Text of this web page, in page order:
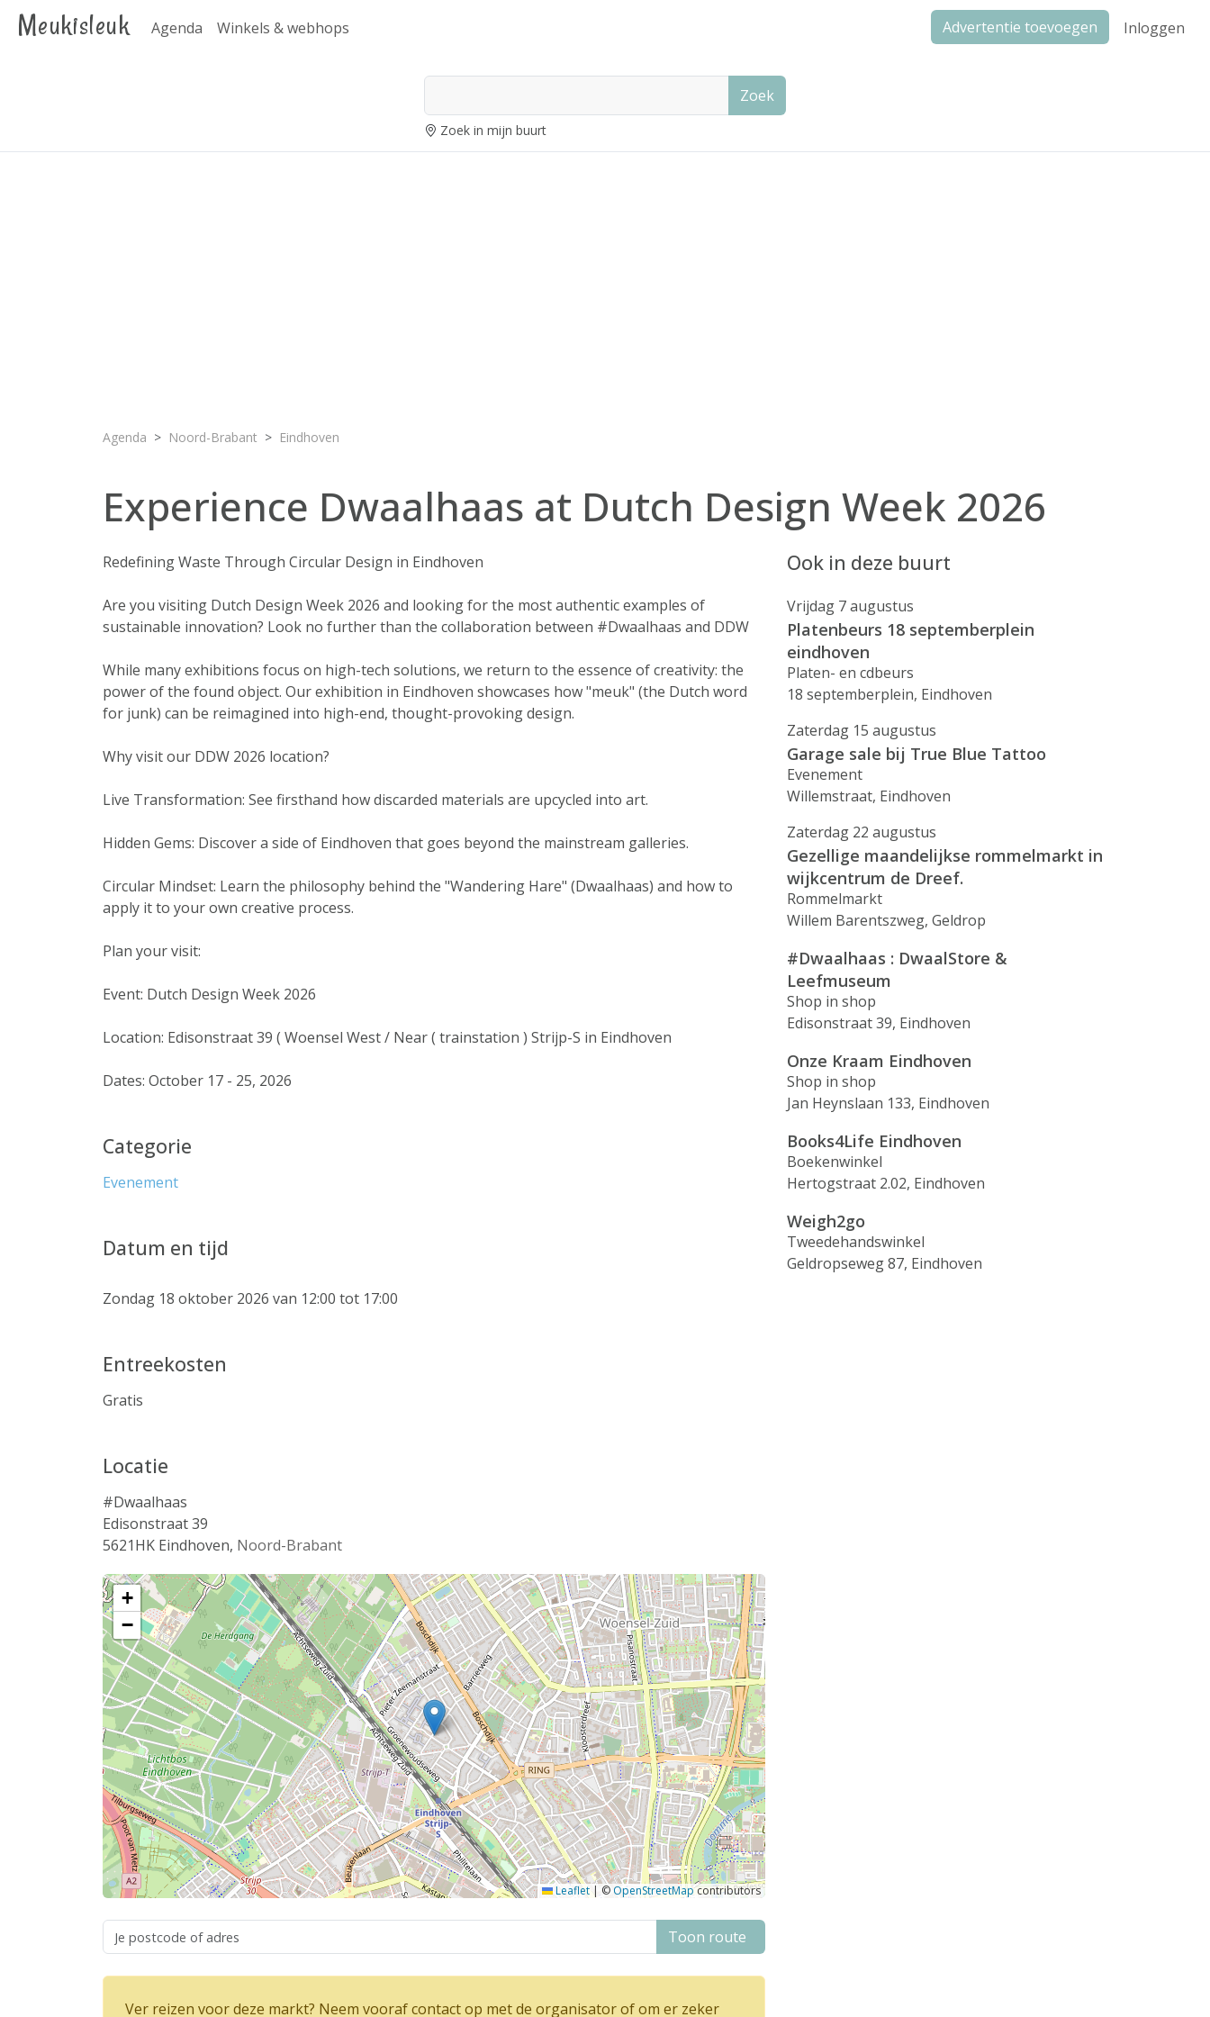
Meukisleuk Agenda Winkels & webhops Advertentie toevoegen Inloggen
Zoek
Zoek in mijn buurt
Agenda Noord-Brabant Eindhoven
Experience Dwaalhaas at Dutch Design Week 2026
Redefining Waste Through Circular Design in Eindhoven
Are you visiting Dutch Design Week 2026 and looking for the most authentic examples of
sustainable innovation? Look no further than the collaboration between #Dwaalhaas and DDW
While many exhibitions focus on high-tech solutions, we return to the essence of creativity: the
power of the found object. Our exhibition in Eindhoven showcases how "meuk" (the Dutch word
for junk) can be reimagined into high-end, thought-provoking design.
Why visit our DDW 2026 location?
Live Transformation: See firsthand how discarded materials are upcycled into art.
Hidden Gems: Discover a side of Eindhoven that goes beyond the mainstream galleries.
Circular Mindset: Learn the philosophy behind the "Wandering Hare" (Dwaalhaas) and how to
apply it to your own creative process.
Plan your visit:
Event: Dutch Design Week 2026
Location: Edisonstraat 39 ( Woensel West / Near ( trainstation ) Strijp-S in Eindhoven
Dates: October 17 - 25, 2026
Categorie
Evenement
Datum en tijd
Zondag 18 oktober 2026 van 12:00 tot 17:00
Entreekosten
Gratis
Locatie
#Dwaalhaas
Edisonstraat 39
5621HK Eindhoven, Noord-Brabant
+
−
Leaflet| © OpenStreetMapcontributors
Toon route
Ver reizen voor deze markt? Neem vooraf contact op met de organisator of om er zeker
Ook in deze buurt
Vrijdag 7 augustus
Platenbeurs 18 septemberplein
eindhoven
Platen- en cdbeurs
18 septemberplein, Eindhoven
Zaterdag 15 augustus
Garage sale bij True Blue Tattoo
Evenement
Willemstraat, Eindhoven
Zaterdag 22 augustus
Gezellige maandelijkse rommelmarkt in
wijkcentrum de Dreef.
Rommelmarkt
Willem Barentszweg, Geldrop
#Dwaalhaas : DwaalStore &
Leefmuseum
Shop in shop
Edisonstraat 39, Eindhoven
Onze Kraam Eindhoven
Shop in shop
Jan Heynslaan 133, Eindhoven
Books4Life Eindhoven
Boekenwinkel
Hertogstraat 2.02, Eindhoven
Weigh2go
Tweedehandswinkel
Geldropseweg 87, Eindhoven